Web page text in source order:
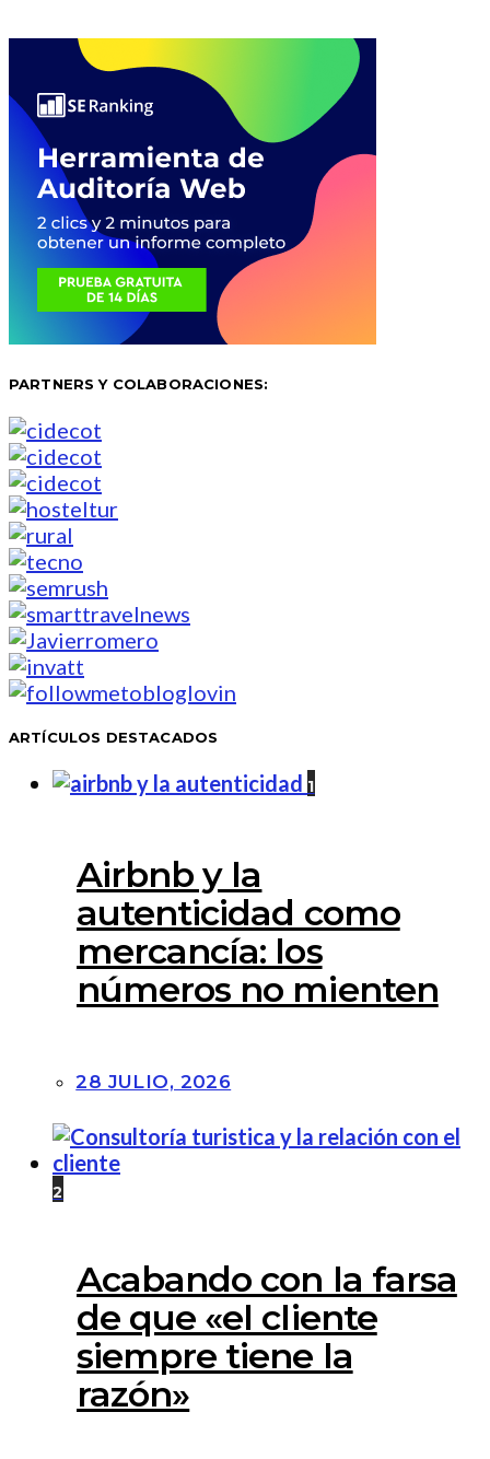
PARTNERS Y COLABORACIONES:
ARTÍCULOS DESTACADOS
1
Airbnb y la
autenticidad como
mercancía: los
números no mienten
28 JULIO, 2026
2
Acabando con la farsa
de que «el cliente
siempre tiene la
razón»